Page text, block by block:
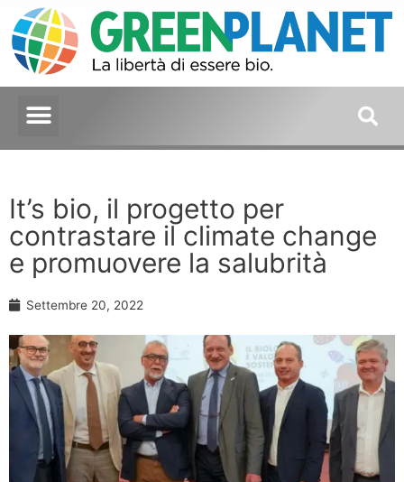
It’s bio, il progetto per
contrastare il climate change
e promuovere la salubrità
Settembre 20, 2022